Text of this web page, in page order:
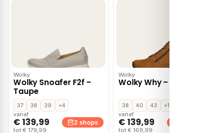
Wolky
Wolky Snoafer F2f –
Taupe
37 38 39
+4
vanaf
€ 139,99
tot € 179,99
2 shops
Wolky
Wolky Why – Cognac
38 40 43
+1
vanaf
€ 139,99
tot € 169,99